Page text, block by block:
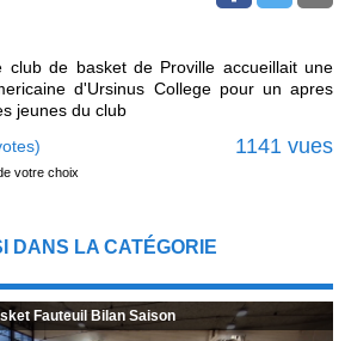
club de basket de Proville accueillait une
d'Ursinus College pour un apres
jeunes du club
1141 vues
votre choix
DANS LA CATÉGORIE
Fauteuil Bilan Saison